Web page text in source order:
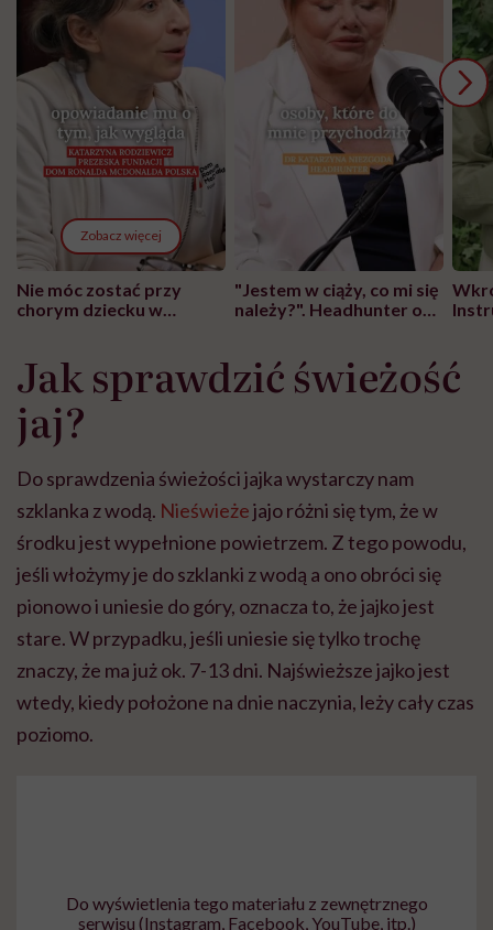
Zobacz więcej
Nie móc zostać przy
chorym dziecku w
może chyba tylko
głupota i brak
wyobraźni"
"Jestem w ciąży, co mi się
należy?". Headhunter o
pracy
Jak sprawdzić świeżość
jaj?
Do sprawdzenia świeżości jajka wystarczy nam
szklanka z wodą. Nieświeżejajo różni się tym, że w
środku jest wypełnione powietrzem. Z tego powodu,
jeśli włożymy je do szklanki z wodą a ono obróci się
pionowo i uniesie do góry, oznacza to, że jajko jest
stare. W przypadku, jeśli uniesie się tylko trochę
znaczy, że ma już ok. 7-13 dni. Najświeższe jajko jest
wtedy, kiedy położone na dnie naczynia, leży cały czas
poziomo.
Do wyświetlenia tego materiału z zewnętrznego
serwisu (Instagram, Facebook, YouTube, itp.)